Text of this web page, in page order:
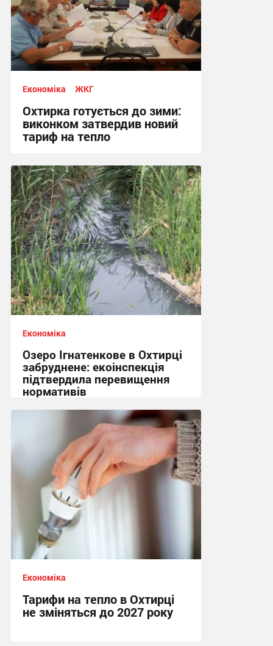
Економіка ЖКГ
Охтирка готується до зими:
виконком затвердив новий
тариф на тепло
18:57, 22.07.2026
Економіка
Озеро Ігнатенкове в Охтирці
забруднене: екоінспекція
підтвердила перевищення
нормативів
Економіка
Тарифи на тепло в Охтирці
не зміняться до 2027 року